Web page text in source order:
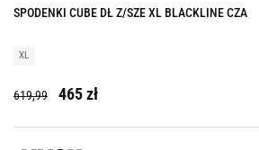
SPODENKI CUBE DŁ Z/SZE XL BLACKLINE CZA
XL
619,99 465 zł